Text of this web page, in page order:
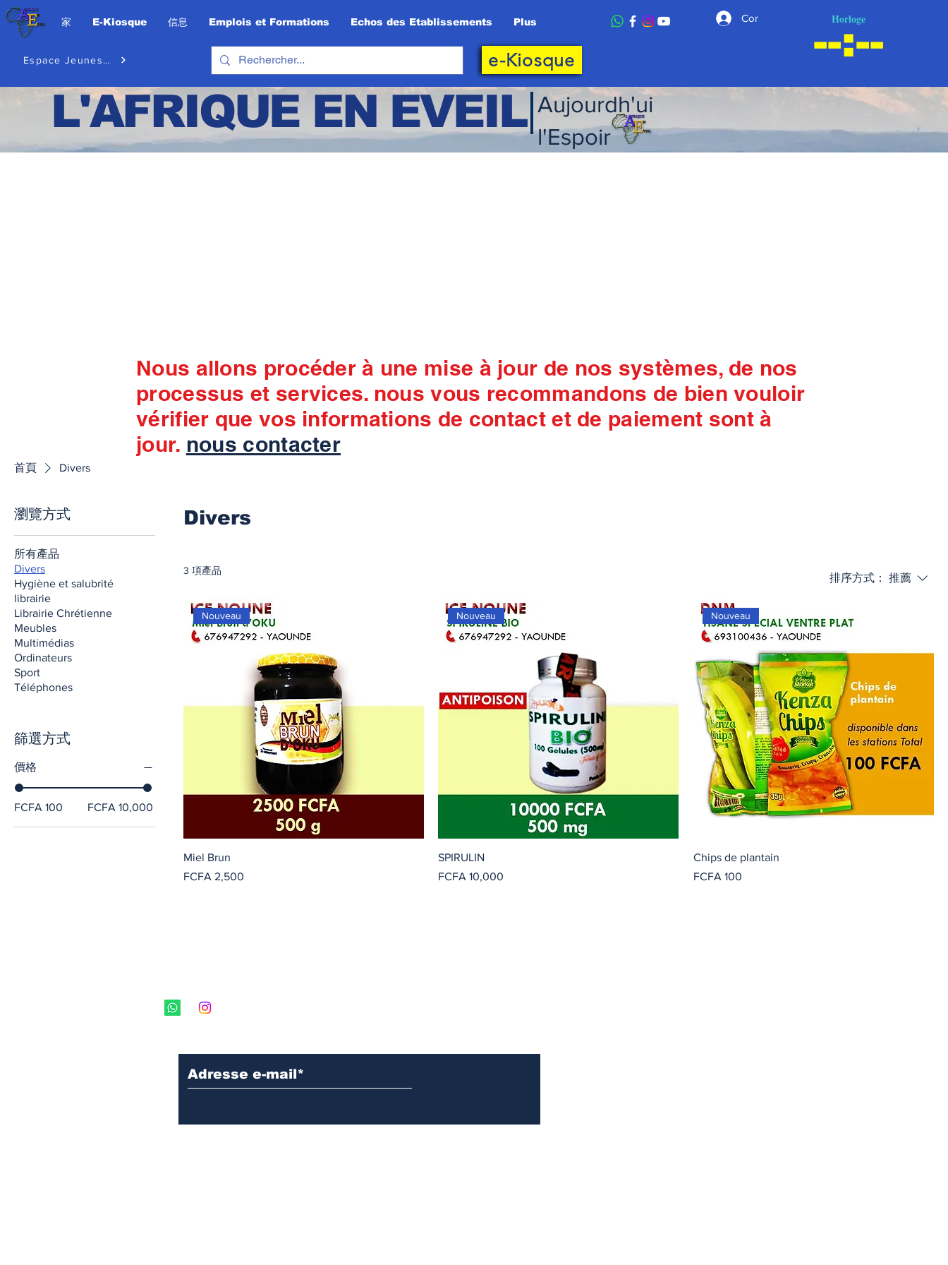
家 E-Kiosque 信息 Emplois et Formations Echos des Etablissements Plus Connexion
Espace Jeunesse e-Kiosque
Horloge
L'AFRIQUE EN EVEIL Aujourdh'ui
l'Espoir
Nous allons procéder à une mise à jour de nos systèmes, de nos
processus et services. nous vous recommandons de bien vouloir
vérifier que vos informations de contact et de paiement sont à
jour. nous contacter
首頁 Divers
瀏覽方式
所有產品
Divers
Hygiène et salubrité
librairie
Librairie Chrétienne
Meubles
Multimédias
Ordinateurs
Sport
Téléphones
篩選方式
價格
FCFA 100 FCFA 10,000
Divers
3 項產品
排序方式： 推薦
Nouveau
Miel Brun
價格
FCFA 2,500
Nouveau
SPIRULIN
價格
FCFA 10,000
Nouveau
Chips de plantain
價格
FCFA 100